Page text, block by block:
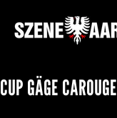
CUP GÄGE CAROUGE